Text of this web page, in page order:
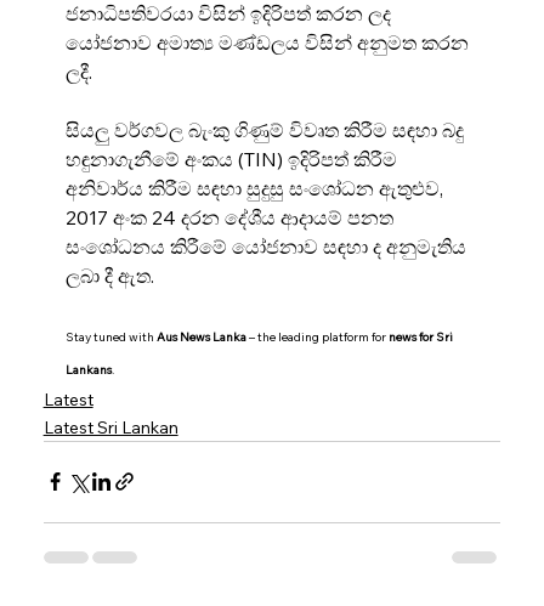
ජනාධිපතිවරයා විසින් ඉදිරිපත් කරන ලද
යෝජනාව අමාත්‍ය මණ්ඩලය විසින් අනුමත කරන
ලදී.
සියලු වර්ගවල බැංකු ගිණුම් විවෘත කිරීම සඳහා බදු
හඳුනාගැනීමේ අංකය (TIN) ඉදිරිපත් කිරීම
අනිවාර්ය කිරීම සඳහා සුදුසු සංශෝධන ඇතුළුව,
2017 අංක 24 දරන දේශීය ආදායම් පනත
සංශෝධනය කිරීමේ යෝජනාව සඳහා ද අනුමැතිය
ලබා දී ඇත.
Stay tuned with Aus News Lanka – the leading platform for news for Sri
Lankans.
Latest
Latest Sri Lankan